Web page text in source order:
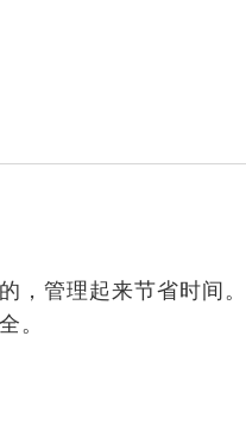
，管理起来节省时间。
。